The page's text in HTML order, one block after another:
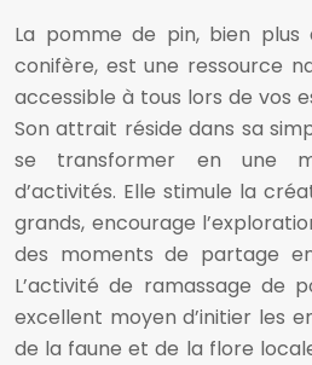
La pomme de pin, bien plus
conifère, est une ressource
accessible à tous lors de vos
Son attrait réside dans sa
se transformer en une
d’activités. Elle stimule la
grands, encourage
des moments de partage
L’activité de ramassage de
excellent moyen d’initier les
de la faune et de la flore